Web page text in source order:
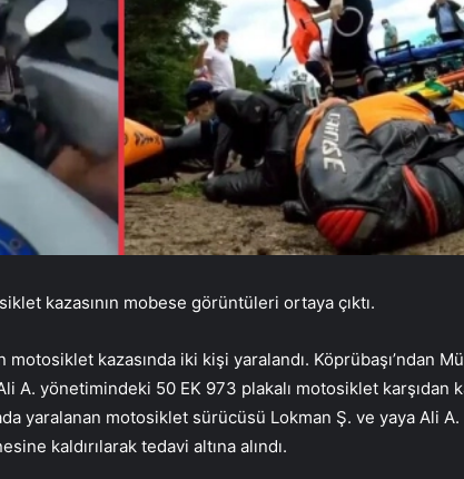
kazasının mobese görüntüleri ortaya çıktı.
motosiklet kazasında iki kişi yaralandı. Köprübaşı’ndan
A. yönetimindeki 50 EK 973 plakalı motosiklet karşıdan
yaralanan motosiklet sürücüsü Lokman Ş. ve yaya Ali A.
kaldırılarak tedavi altına alındı.